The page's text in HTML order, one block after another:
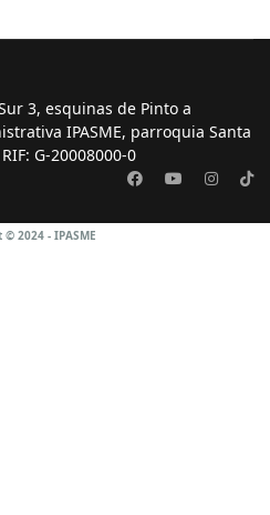
3, esquinas de Pinto a
IPASME, parroquia Santa
G-20008000-0
2024 - IPASME